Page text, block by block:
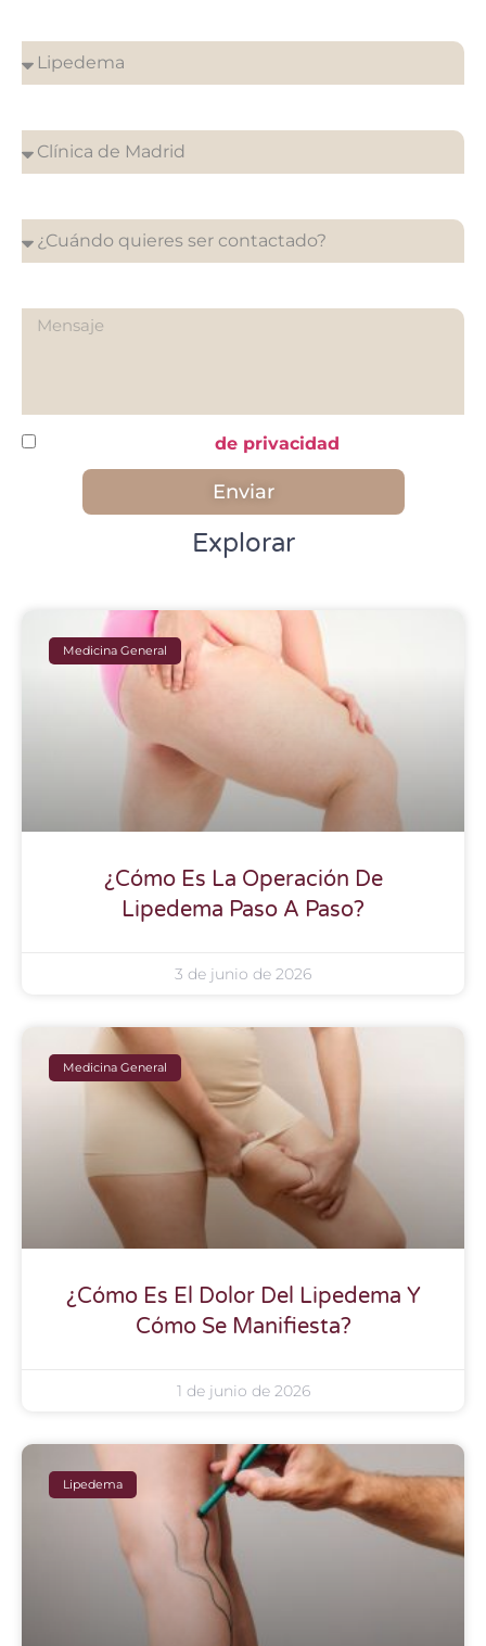
de privacidad
Enviar
Explorar
Medicina General
¿Cómo Es La Operación De
Lipedema Paso A Paso?
3 de junio de 2026
Medicina General
¿Cómo Es El Dolor Del Lipedema Y
Cómo Se Manifiesta?
1 de junio de 2026
Lipedema